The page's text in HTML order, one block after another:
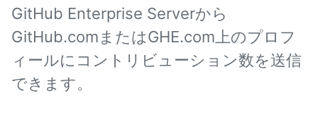
GitHub Enterprise Serverから
GitHub.comまたはGHE.com上のプロフ
ィールにコントリビューション数を送信
できます。